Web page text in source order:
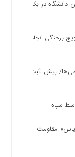
دانشگاه در یک
برهنگی انجام
نهمی‌ها/ پیش ثبت
سپاه
مقاومت را